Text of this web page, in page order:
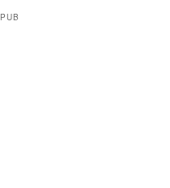
PUB